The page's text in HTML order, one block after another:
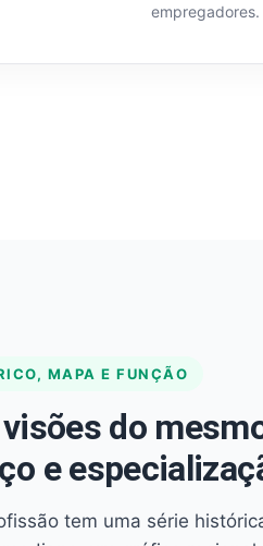
empregadores.
MAPA E FUNÇÃO
do
e
tem uma série